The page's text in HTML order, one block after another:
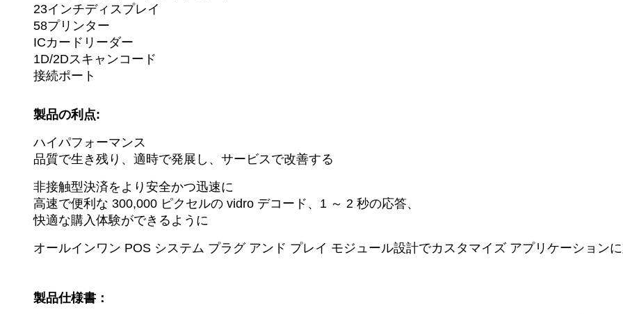
23インチディスプレイ
58プリンター
ICカードリーダー
1D/2Dスキャンコード
接続ポート
製品の利点:
ハイパフォーマンス
品質で生き残り、適時で発展し、サービスで改善する
非接触型決済をより安全かつ迅速に
高速で便利な 300,000 ピクセルの vidro デコード、1 ～ 2 秒の応答、
快適な購入体験ができるように
オールインワン POS システム プラグ アンド プレイ モジュール設計でカスタマイズ アプリケーション
製品仕様書：